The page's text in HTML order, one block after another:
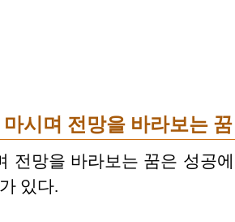
시며 전망을 바라보는 꿈
전망을 바라보는 꿈은 성공
있다.